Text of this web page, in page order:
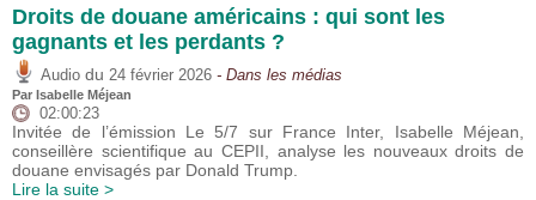
Droits de douane américains : qui sont les
gagnants et les perdants ?
Audio du 24 février 2026 - Dans les médias
Par Isabelle Méjean
02:00:23
Invitée de l’émission Le 5/7 sur France Inter, Isabelle Méjean,
conseillère scientifique au CEPII, analyse les nouveaux droits de
douane envisagés par Donald Trump.
Lire la suite >